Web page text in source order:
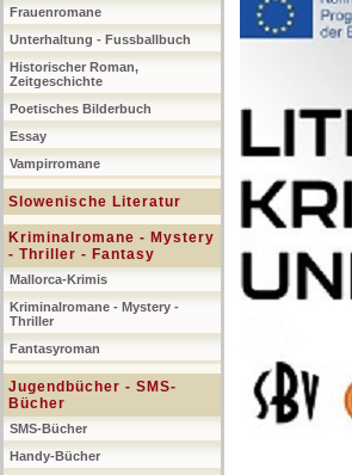
Frauenromane
Unterhaltung - Fussballbuch
Historischer Roman,
Zeitgeschichte
Poetisches Bilderbuch
Essay
Vampirromane
Slowenische Literatur
Kriminalromane - Mystery
- Thriller - Fantasy
Mallorca-Krimis
Kriminalromane - Mystery -
Thriller
Fantasyroman
Jugendbücher - SMS-
Bücher
SMS-Bücher
Handy-Bücher